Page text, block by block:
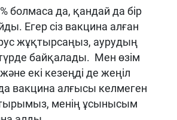
болмаса да, қандай да бір
Егер сіз вакцина алған
жұқтырсаңыз, аурудың
түрде байқалады. Мен өзім
екі кезеңді де жеңіл
вакцина алғысы келмеген
менің ұсынысым